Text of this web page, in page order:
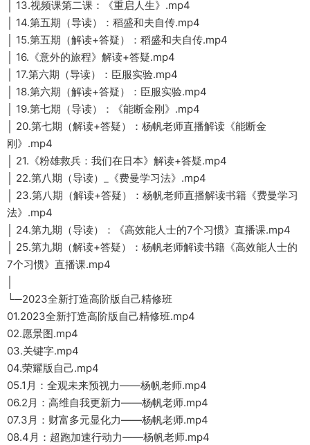
│ 13.视频课第二课：《重启人生》.mp4
│ 14.第五期（导读）：稻盛和夫自传.mp4
│ 15.第五期（解读+答疑）：稻盛和夫自传.mp4
│ 16.《意外的旅程》解读+答疑.mp4
│ 17.第六期（导读）：臣服实验.mp4
│ 18.第六期（解读+答疑）：臣服实验.mp4
│ 19.第七期（导读）：《能断金刚》.mp4
│ 20.第七期（解读+答疑）：杨帆老师直播解读《能断金
刚》.mp4
│ 21.《粉雄救兵：我们在日本》解读+答疑.mp4
│ 22.第八期（导读）_《费曼学习法》.mp4
│ 23.第八期（解读+答疑）：杨帆老师直播解读书籍《费曼学习
法》.mp4
│ 24.第九期（导读）：《高效能人士的7个习惯》直播课.mp4
│ 25.第九期（解读+答疑）：杨帆老师解读书籍《高效能人士的
7个习惯》直播课.mp4
└─2023全新打造高阶版自己精修班
01.2023全新打造高阶版自己精修班.mp4
02.愿景图.mp4
03.关键字.mp4
04.荣耀版自己.mp4
05.1月：全观未来预视力——杨帆老师.mp4
06.2月：高维自我更新力——杨帆老师.mp4
07.3月：财富多元显化力——杨帆老师.mp4
08.4月：超跑加速行动力——杨帆老师.mp4